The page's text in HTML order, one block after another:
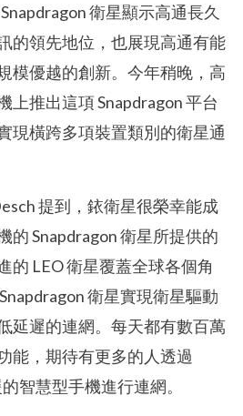
衛星顯示高通長久
的領先地位，也展現高通有能
模優越的創新。今年稍晚，高
上推出這項 Snapdragon 平台
現橫跨多項裝置類別的衛星通
提到，銥衛星很榮幸能成
的 Snapdragon 衛星所提供的
的 LEO 衛星覆蓋全球各個角
衛星實現衛星驅動
延遲的連網。每天都有數百萬
能，期待有更多的人透過
智慧型手機進行連網。